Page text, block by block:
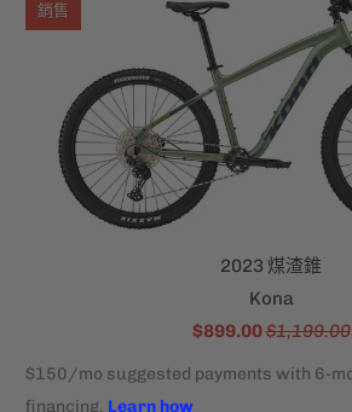
2023 煤渣錐
Kona
$899.00$1,199.00
銷售